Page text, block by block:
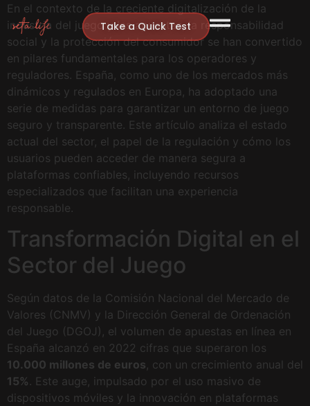
Take a Quick Test
En el contexto de la creciente digitalización de la
industria del juego y las apuestas, la responsabilidad
social y la protección del consumidor se han convertido
en pilares fundamentales para los operadores y
reguladores. España, como uno de los mercados más
dinámicos y regulados en Europa, ha adoptado una
serie de medidas para garantizar un entorno de juego
seguro y transparente. Este artículo analiza el estado
actual del sector, el papel de la regulación y cómo los
usuarios pueden acceder de manera segura a
plataformas confiables, incluyendo recursos
especializados que facilitan una experiencia
responsable.
Transformación Digital en el
Sector del Juego
Según datos de la Comisión Nacional del Mercado de
Valores (CNMV) y la Dirección General de Ordenación
del Juego (DGOJ), el volumen de apuestas en línea en
España alcanzó en 2022 cifras que superaron los
10.000 millones de euros, con un crecimiento anual del
15% . Este auge, impulsado por el uso masivo de
dispositivos móviles y la innovación en plataformas